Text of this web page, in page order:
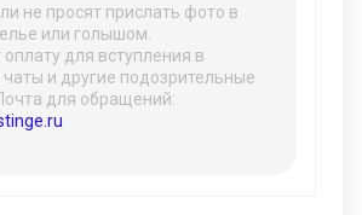
не просят прислать фото в
или голышом.
оплату для вступления в
и другие подозрительные
для обращений: